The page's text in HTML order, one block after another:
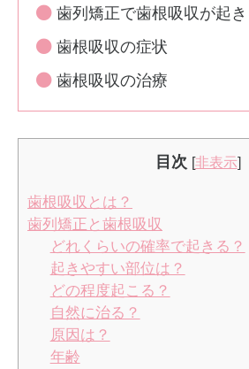
歯列矯正で歯根吸収が起
歯根吸収の症状
歯根吸収の治療
目次 [非表示]
歯根吸収とは？
歯列矯正と歯根吸収
どれくらいの確率で起きる？
起きやすい部位は？
どの程度起こる？
自然に治る？
原因は？
年齢